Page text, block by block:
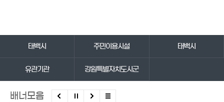
태백시 주민이용시설 태백시
유관기관 강원특별자치도시군
배너모음